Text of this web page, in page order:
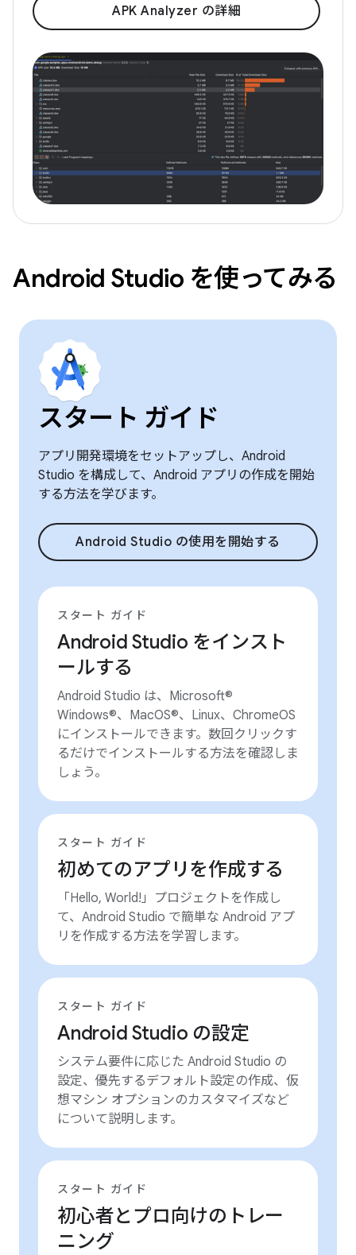
APK Analyzer の詳細
Android Studio を使ってみる
スタート ガイド
アプリ開発環境をセットアップし、Android
Studio を構成して、Android アプリの作成を開始
する方法を学びます。
Android Studio の使用を開始する
スタート ガイド
Android Studio をインスト
ールする
Android Studio は、Microsoft®
Windows®、MacOS®、Linux、ChromeOS
にインストールできます。数回クリックす
るだけでインストールする方法を確認しま
しょう。
スタート ガイド
初めてのアプリを作成する
「Hello, World!」プロジェクトを作成し
て、Android Studio で簡単な Android アプ
リを作成する方法を学習します。
スタート ガイド
Android Studio の設定
システム要件に応じた Android Studio の
設定、優先するデフォルト設定の作成、仮
想マシン オプションのカスタマイズなど
について説明します。
スタート ガイド
初心者とプロ向けのトレー
ニング